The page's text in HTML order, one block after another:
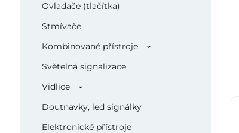
Ovladače (tlačítka)
Stmívače
Kombinované přístroje
Světelná signalizace
Vidlice
Doutnavky, led signálky
Elektronické přístroje